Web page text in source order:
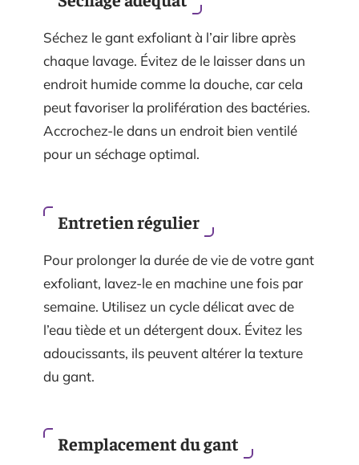
Séchez le gant exfoliant à l’air libre après
chaque lavage. Évitez de le laisser dans un
endroit humide comme la douche, car cela
peut favoriser la prolifération des bactéries.
Accrochez-le dans un endroit bien ventilé
pour un séchage optimal.
Entretien régulier
Pour prolonger la durée de vie de votre gant
exfoliant, lavez-le en machine une fois par
semaine. Utilisez un cycle délicat avec de
l’eau tiède et un détergent doux. Évitez les
adoucissants, ils peuvent altérer la texture
du gant.
Remplacement du gant